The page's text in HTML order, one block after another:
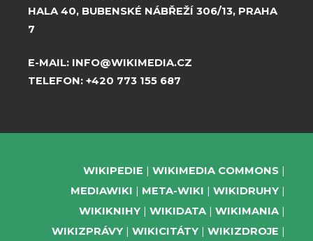
HALA 40, BUBENSKÉ NÁBŘEŽÍ 306/13, PRAHA
7
E-MAIL: INFO@WIKIMEDIA.CZ
TELEFON: +420 773 155 687
WIKIPEDIE
WIKIMEDIA COMMONS
MEDIAWIKI
META-WIKI
WIKIDRUHY
WIKIKNIHY
WIKIDATA
WIKIMANIA
WIKIZPRÁVY
WIKICITÁTY WIKIZDROJE